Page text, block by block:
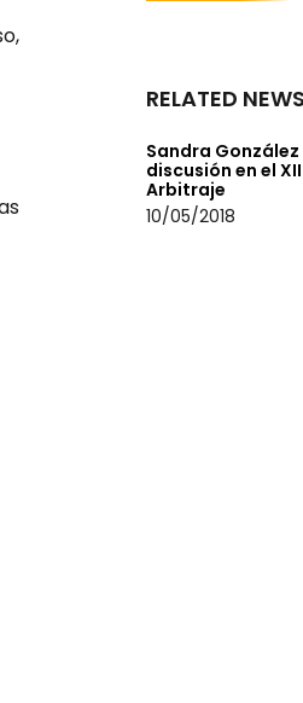
RELATED NEWS
Sandra
discusión en el
Arbitraje
10/05/2018